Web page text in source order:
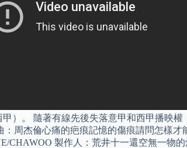
）。 隨著有線先後失落意甲和西甲播映
周杰倫心痛的疤痕記憶的傷痕請問怎樣
製作人：荒井十一還空無一物